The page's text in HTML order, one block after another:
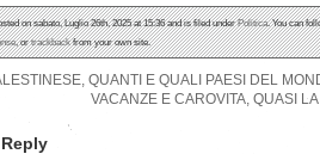
on sabato, Luglio 26th, 2025 at 15:36 and is filed underPolitica. You can
, ortrackbackfrom your own site.
QUANTI E QUALI PAESI DEL
VACANZE E CAROVITA, QUASI